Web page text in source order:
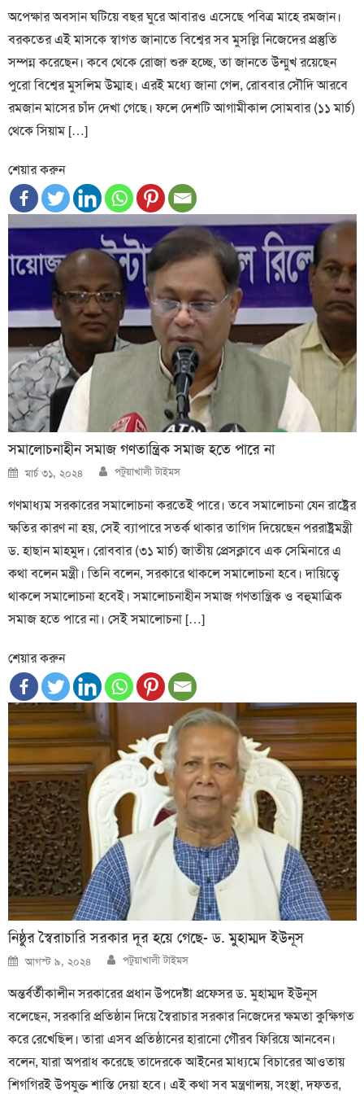
অপেক্ষার অবসান ঘটিয়ে বছর ঘুরে আবারও এসেছে পবিত্র মাহে রমজান।
বরকতের এই মাসকে স্বাগত জানাতে বিশ্বের সব মুসল্লি নিজেদের প্রস্তুতি
সম্পন্ন করেছেন। কবে থেকে রোজা শুরু হচ্ছে, তা জানতে উন্মুখ রয়েছেন
পুরো বিশ্বের মুসলিম উম্মাহ। এরই মধ্যে জানা গেল, রোববার সৌদি আরবে
রমজান মাসের চাঁদ দেখা গেছে। ফলে দেশটি আগামীকাল সোমবার (১১ মার্চ)
থেকে সিয়াম […]
শেয়ার করুন
সমালোচনাহীন সমাজ গণতান্ত্রিক সমাজ হতে পারে না
Posted
on
মার্চ ৩১, ২০২৪ Author
পটুয়াখালী টাইমস
গণমাধ্যম সরকারের সমালোচনা করতেই পারে। তবে সমালোচনা যেন রাষ্ট্রের
ক্ষতির কারণ না হয়, সেই ব্যাপারে সতর্ক থাকার তাগিদ দিয়েছেন পররাষ্ট্রমন্ত্রী
ড. হাছান মাহমুদ। রোববার (৩১ মার্চ) জাতীয় প্রেসক্লাবে এক সেমিনারে এ
কথা বলেন মন্ত্রী। তিনি বলেন, সরকারে থাকলে সমালোচনা হবে। দায়িত্বে
থাকলে সমালোচনা হবেই। সমালোচনাহীন সমাজ গণতান্ত্রিক ও বহুমাত্রিক
সমাজ হতে পারে না। সেই সমালোচনা […]
শেয়ার করুন
নিষ্ঠুর স্বৈরাচারি সরকার দূর হয়ে গেছে- ড. মুহাম্মদ ইউনূস
Posted
on
আগস্ট ৯, ২০২৪ Author
পটুয়াখালী টাইমস
অন্তর্বর্তীকালীন সরকারের প্রধান উপদেষ্টা প্রফেসর ড. মুহাম্মদ ইউনূস
বলেছেন, সরকারি প্রতিষ্ঠান দিয়ে স্বৈরাচার সরকার নিজেদের ক্ষমতা কুক্ষিগত
করে রেখেছিল। তারা এসব প্রতিষ্ঠানের হারানো গৌরব ফিরিয়ে আনবেন।
বলেন, যারা অপরাধ করেছে তাদেরকে আইনের মাধ্যমে বিচারের আওতায়
শিগগিরই উপযুক্ত শাস্তি দেয়া হবে। এই কথা সব মন্ত্রণালয়, সংস্থা, দফতর,